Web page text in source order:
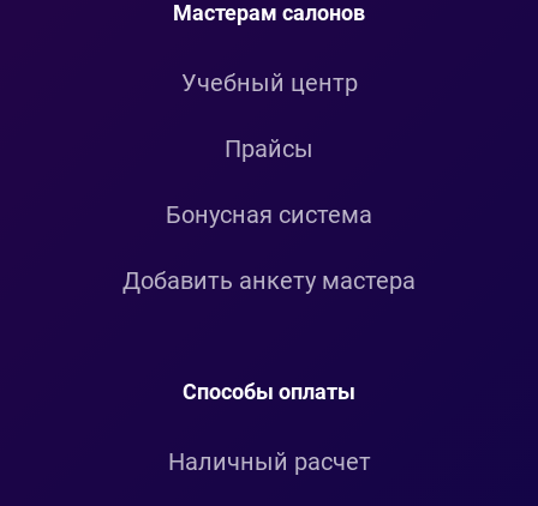
Мастерам салонов
Учебный центр
Прайсы
Бонусная система
Добавить анкету мастера
Способы оплаты
Наличный расчет